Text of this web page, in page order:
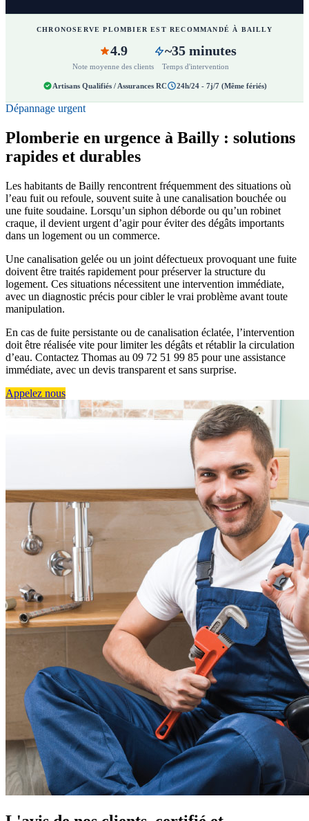
CHRONOSERVE PLOMBIER EST RECOMMANDÉ À BAILLY
4.9
Note moyenne des clients
~35 minutes
Temps d'intervention
Artisans Qualifiés / Assurances RC 24h/24 - 7j/7 (Même fériés)
Dépannage urgent
Plomberie en urgence à Bailly : solutions
rapides et durables
Les habitants de Bailly rencontrent fréquemment des situations où
l’eau fuit ou refoule, souvent suite à une canalisation bouchée ou
une fuite soudaine. Lorsqu’un siphon déborde ou qu’un robinet
craque, il devient urgent d’agir pour éviter des dégâts importants
dans un logement ou un commerce.
Une canalisation gelée ou un joint défectueux provoquant une fuite
doivent être traités rapidement pour préserver la structure du
logement. Ces situations nécessitent une intervention immédiate,
avec un diagnostic précis pour cibler le vrai problème avant toute
manipulation.
En cas de fuite persistante ou de canalisation éclatée, l’intervention
doit être réalisée vite pour limiter les dégâts et rétablir la circulation
d’eau. Contactez Thomas au 09 72 51 99 85 pour une assistance
immédiate, avec un devis transparent et sans surprise.
Appelez nous